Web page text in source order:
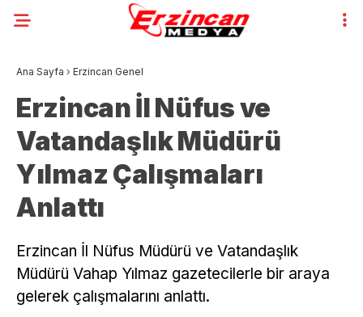
Ana Sayfa › Erzincan Genel
Erzincan İl Nüfus ve
Vatandaşlık Müdürü
Yılmaz Çalışmaları
Anlattı
Erzincan İl Nüfus Müdürü ve Vatandaşlık
Müdürü Vahap Yılmaz gazetecilerle bir araya
gelerek çalışmalarını anlattı.